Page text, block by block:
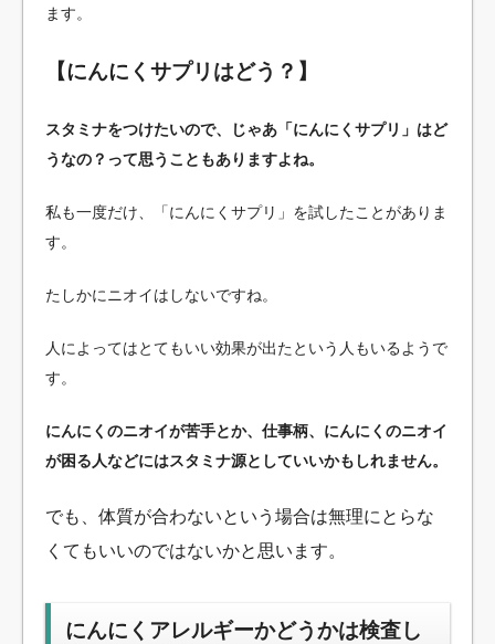
ます。
【にんにくサプリはどう？】
スタミナをつけたいので、じゃあ「にんにくサプリ」はど
うなの？って思うこともありますよね。
私も一度だけ、「にんにくサプリ」を試したことがありま
す。
たしかにニオイはしないですね。
人によってはとてもいい効果が出たという人もいるようで
す。
にんにくのニオイが苦手とか、仕事柄、にんにくのニオイ
が困る人などにはスタミナ源としていいかもしれません。
でも、体質が合わないという場合は無理にとらな
くてもいいのではないかと思います。
にんにくアレルギーかどうかは検査し